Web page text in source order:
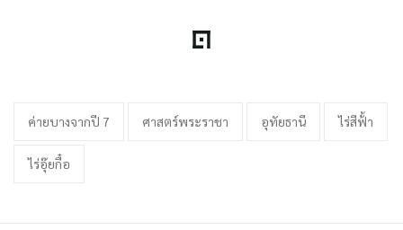
ค่ายบางจากปี 7 ศาสตร์พระราชา อุทัยธานี ไร่สีฟ้้า
ไร่อุ๊ยกื๋อ